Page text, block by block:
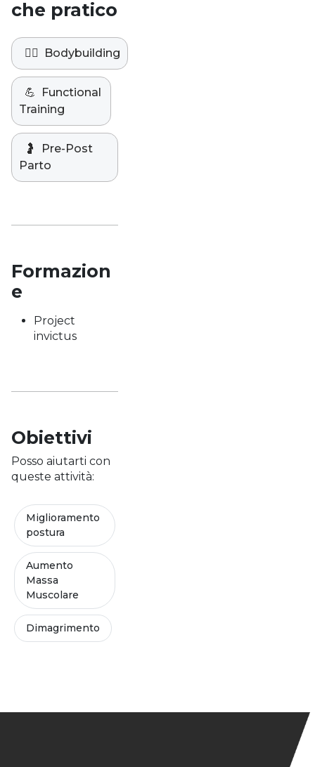
che pratico
🏋️‍♀️ Bodybuilding
💪
Functional
Training
🤰
Pre-Post
Parto
Formazion
e
Project
invictus
Obiettivi
Posso aiutarti con
queste attività:
Miglioramento
postura
Aumento
Massa
Muscolare
Dimagrimento